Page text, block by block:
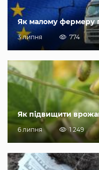
Як малому фермеру
3 липня 774
Як підвищити
6 липня 1 249